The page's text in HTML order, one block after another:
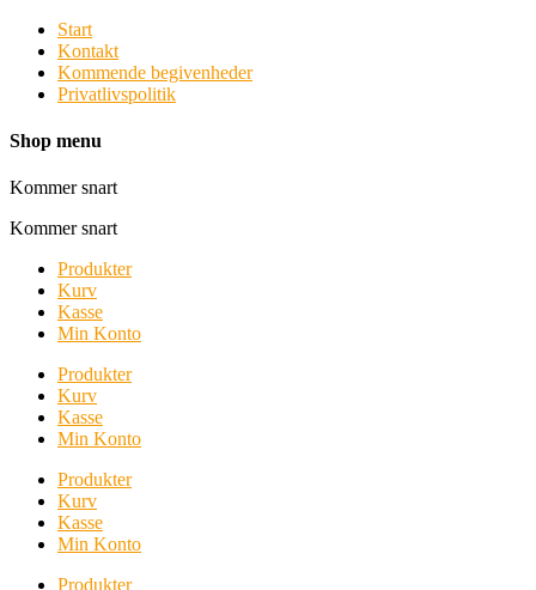
Start
Kontakt
Kommende begivenheder
Privatlivspolitik
Shop menu
Kommer snart
Kommer snart
Produkter
Kurv
Kasse
Min Konto
Produkter
Kurv
Kasse
Min Konto
Produkter
Kurv
Kasse
Min Konto
Produkter